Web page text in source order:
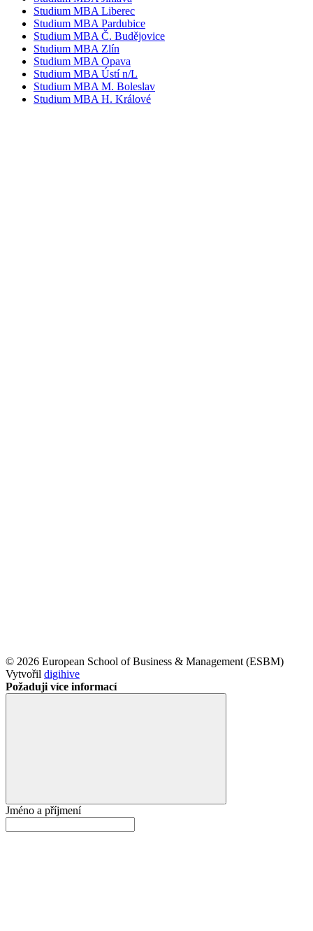
Studium MBA Liberec
Studium MBA Pardubice
Studium MBA Č. Budějovice
Studium MBA Zlín
Studium MBA Opava
Studium MBA Ústí n/L
Studium MBA M. Boleslav
Studium MBA H. Králové
© 2026 European School of Business & Management (ESBM)
Vytvořil digihive
Požaduji více informací
Jméno a příjmení